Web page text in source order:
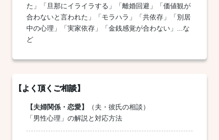
た」「旦那にイライラする」「離婚回避」「価値観が
合わないと言われた」「モラハラ」「共依存」「別居
中の心理」「実家依存」「金銭感覚が合わない」...な
ど
【夫婦関係・恋愛】
（夫・彼氏の相談）
「男性心理」の解説と対応方法